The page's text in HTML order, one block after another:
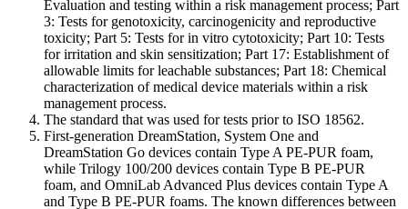
Evaluation and testing within a risk management process; Part
3: Tests for genotoxicity, carcinogenicity and reproductive
toxicity; Part 5: Tests for in vitro cytotoxicity; Part 10: Tests
for irritation and skin sensitization; Part 17: Establishment of
allowable limits for leachable substances; Part 18: Chemical
characterization of medical device materials within a risk
management process.
The standard that was used for tests prior to ISO 18562.
First-generation DreamStation, System One and
DreamStation Go devices contain Type A PE-PUR foam,
while Trilogy 100/200 devices contain Type B PE-PUR
foam, and OmniLab Advanced Plus devices contain Type A
and Type B PE-PUR foams. The known differences between